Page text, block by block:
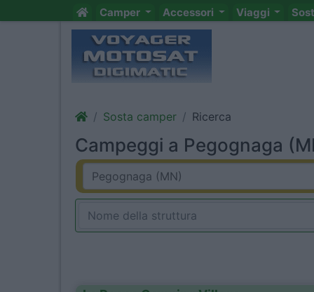
Camper Accessori Viaggi
Sosta camper Ricerca
Campeggi a Pegognaga